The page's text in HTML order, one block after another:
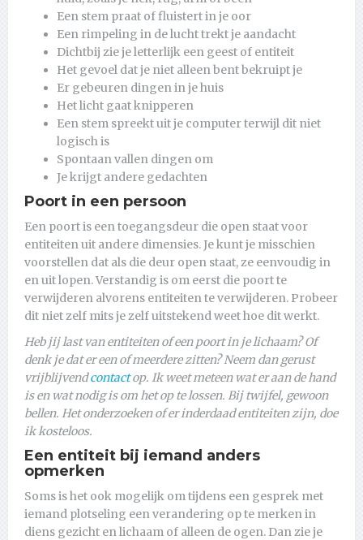
Een stem praat of fluistert in je oor
Een rimpeling in de lucht trekt je aandacht
Dichtbij zie je letterlijk een geest of entiteit
Het gevoel dat je niet alleen bent bekruipt je
Er gebeuren dingen in je huis
Het licht gaat knipperen
Een stem spreekt uit je computer terwijl dit niet
logisch is
Spontaan vallen dingen om
Je krijgt andere gedachten
Poort in een persoon
Een poort is een toegangsdeur die open staat voor
entiteiten uit andere dimensies. Je kunt je misschien
voorstellen dat als die deur open staat, ze eenvoudig in
en uit lopen. Verstandig is om eerst die poort te
verwijderen alvorens entiteiten te verwijderen. Probeer
dit niet zelf mits je zelf uitstekend weet hoe dit werkt.
Heb jij last van entiteiten of een poort in je lichaam? Of
denk je dat er een of meerdere zitten? Neem dan gerust
vrijblijvendcontactop. Ik weet meteen wat er aan de hand
is en wat nodig is om het op te lossen. Bij twijfel, gewoon
bellen. Het onderzoeken of er inderdaad entiteiten zijn, doe
ik kosteloos.
Een entiteit bij iemand anders
opmerken
Soms is het ook mogelijk om tijdens een gesprek met
iemand plotseling een verandering op te merken in
diens gezicht en lichaam of alleen de ogen. Dan zie je